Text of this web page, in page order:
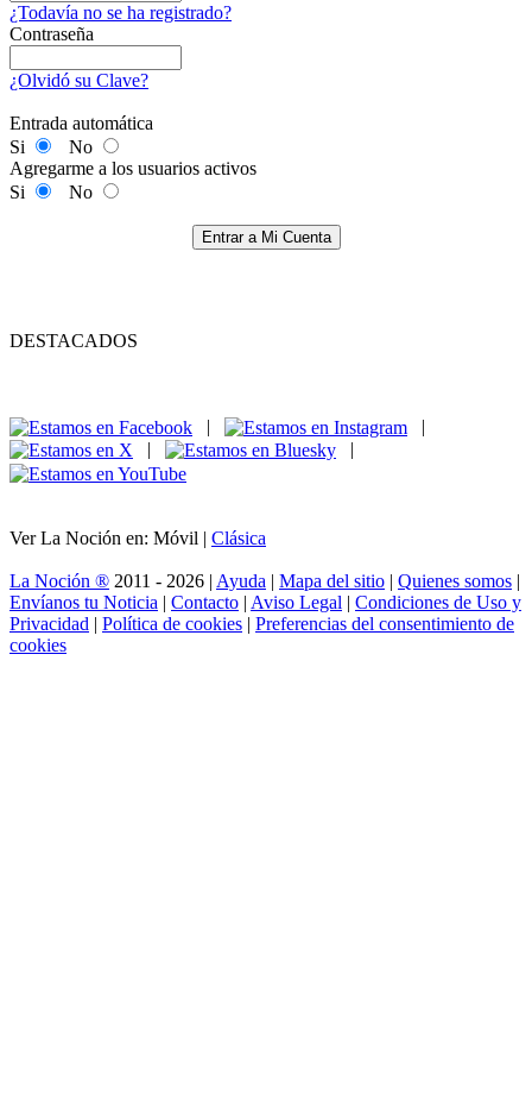
¿Todavía no se ha registrado?
Contraseña
¿Olvidó su Clave?
Entrada automática
Si
No
Agregarme a los usuarios activos
Si
No
Entrar a Mi Cuenta
DESTACADOS
|
|
|
|
Ver La Noción en: Móvil | Clásica
La Noción ® 2011 - 2026 | Ayuda | Mapa del sitio | Quienes somos |
Envíanos tu Noticia | Contacto | Aviso Legal | Condiciones de Uso y
Privacidad | Política de cookies | Preferencias del consentimiento de
cookies